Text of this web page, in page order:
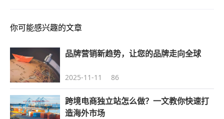
你可能感兴趣的文章
品牌营销新趋势，让您的品牌走向全球
2025-11-11 86
跨境电商独立站怎么做？一文教你快速打
造海外市场